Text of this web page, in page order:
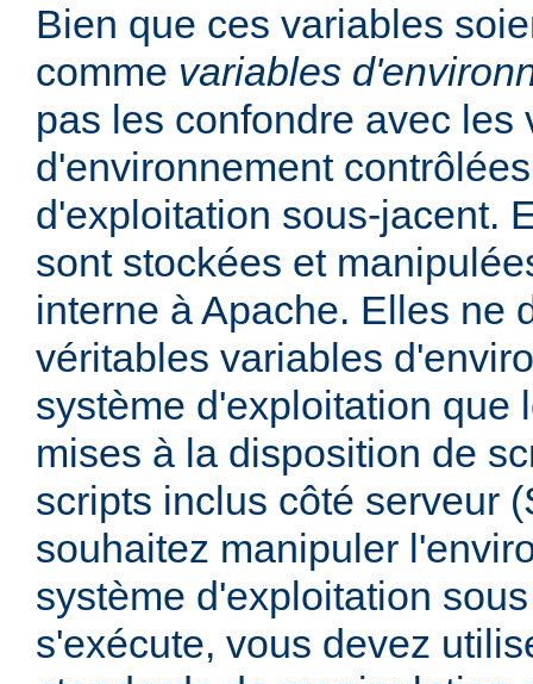
Bien que ces variables
comme variables
pas les confondre avec les
d'environnement
d'exploitation sous-jacent.
sont stockées et
interne à Apache. Elles ne
véritables variables
système d'exploitation que
mises à la disposition de
scripts inclus côté serveur
souhaitez manipuler
système d'exploitation
s'exécute, vous devez